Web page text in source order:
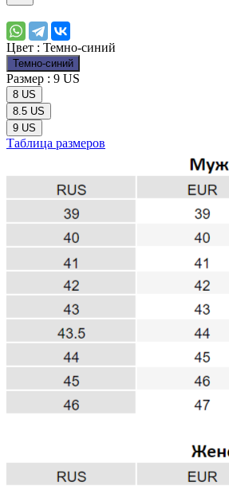
Цвет : Темно-синий
Темно-синий
Размер : 9 US
8 US
8.5 US
9 US
Таблица размеров